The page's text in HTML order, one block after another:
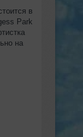
в
Park
на